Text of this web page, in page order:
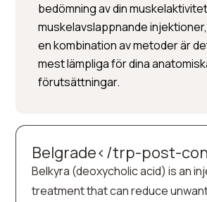
bedömning av din
muskelavslappnande
en kombination av metoder är
mest lämpliga för dina
förutsättningar.
Belgrade</trp-post-
Belkyra (deoxycholic acid) is an
treatment that can reduce